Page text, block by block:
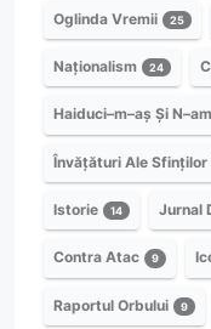
Oglinda Vremii 25
Naționalism 24
Haiduci–m–aș Și
Învățături Ale Sfinților
Istorie 14 Jurnal
Contra Atac 9
Raportul Orbului 9